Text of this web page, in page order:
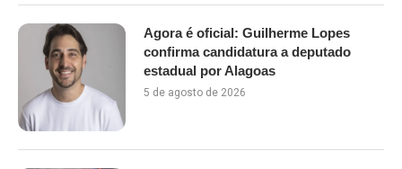
Agora é oficial: Guilherme Lopes
confirma candidatura a deputado
estadual por Alagoas
5 de agosto de 2026